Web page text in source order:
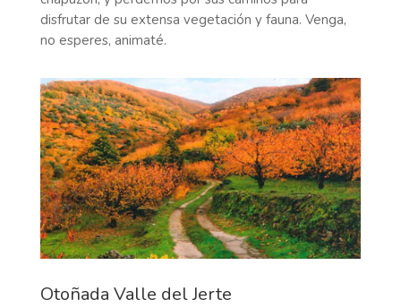
disfrutar de su extensa vegetación y fauna. Venga,
no esperes, animaté.
Otoñada Valle del Jerte